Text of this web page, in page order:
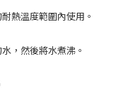
熱溫度範圍內使用。
，然後將水煮沸。